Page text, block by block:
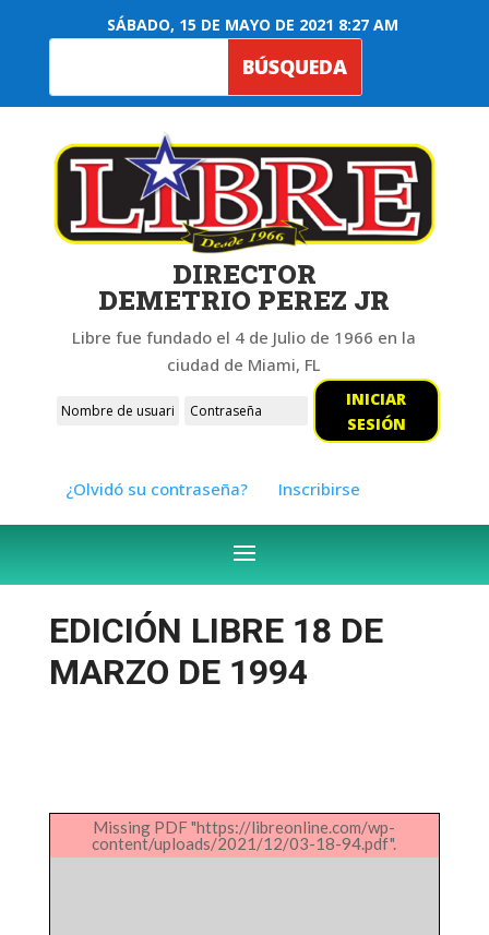
SÁBADO, 15 DE MAYO DE 2021 8:27 AM
DIRECTOR
DEMETRIO PEREZ JR
Libre fue fundado el 4 de Julio de 1966 en la
ciudad de Miami, FL
INICIAR
SESIÓN
¿Olvidó su contraseña? Inscribirse
EDICIÓN LIBRE 18 DE
MARZO DE 1994
Missing PDF "https://libreonline.com/wp-
content/uploads/2021/12/03-18-94.pdf".